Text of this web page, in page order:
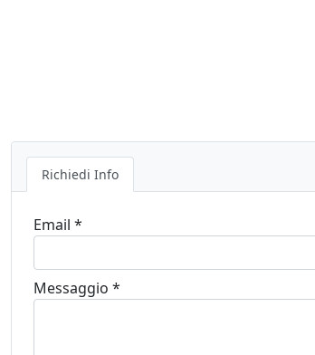
Richiedi Info
Email *
Messaggio *